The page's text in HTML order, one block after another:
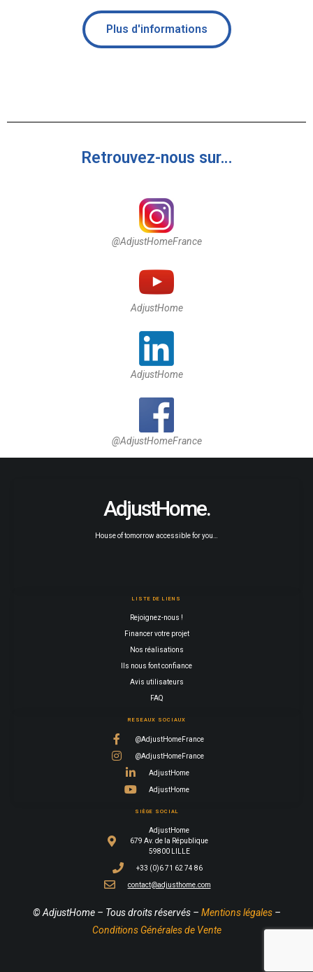
Plus d'informations
Retrouvez-nous sur…
@AdjustHomeFrance
AdjustHome
AdjustHome
@AdjustHomeFrance
SIÈGE SOCIAL
AdjustHome
679 Av. de la République
59800 LILLE
+33 (0)6 71 62 74 86
contact@adjusthome.com
RESEAUX SOCIAUX
@AdjustHomeFrance
@AdjustHomeFrance
AdjustHome
AdjustHome
LISTE DE LIENS
Rejoignez-nous !
Financer votre projet
Nos réalisations
Ils nous font confiance
Avis utilisateurs
FAQ
AdjustHome.
House of tomorrow accessible for you…
© AdjustHome – Tous droits réservés – Mentions légales –
Conditions Générales de Vente